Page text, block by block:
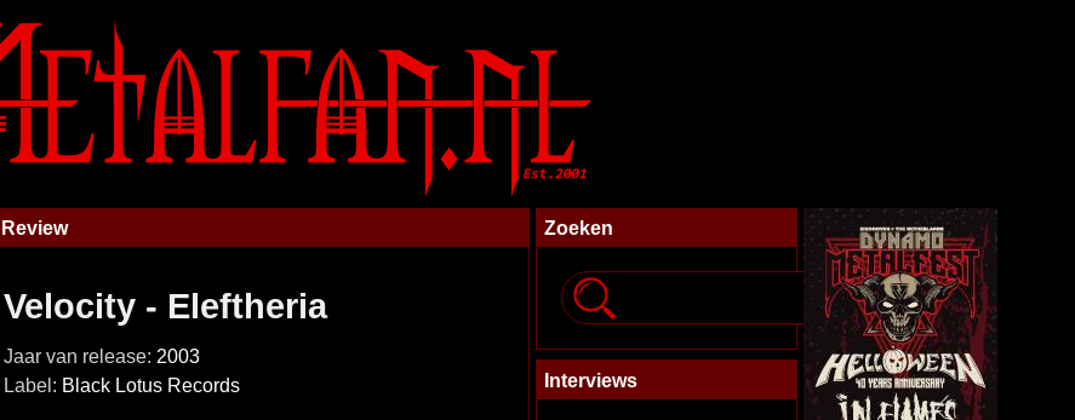
Review
Velocity - Eleftheria
Jaar van release: 2003
Label: Black Lotus Records
Zoeken
Interviews